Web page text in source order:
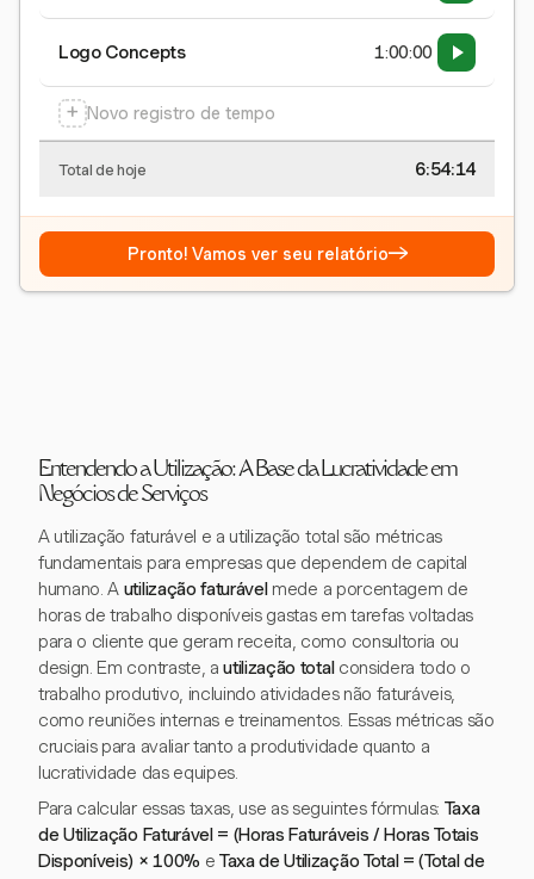
Logo Concepts 1:00:00
+ Novo registro de tempo
Total de hoje 6:54:15
Pronto! Vamos ver seu relatório→
Entendendo a Utilização: A Base da Lucratividade em
Negócios de Serviços
A utilização faturável e a utilização total são métricas
fundamentais para empresas que dependem de capital
humano. A utilização faturávelmede a porcentagem de
horas de trabalho disponíveis gastas em tarefas voltadas
para o cliente que geram receita, como consultoria ou
design. Em contraste, autilização totalconsidera todo o
trabalho produtivo, incluindo atividades não faturáveis,
como reuniões internas e treinamentos. Essas métricas são
cruciais para avaliar tanto a produtividade quanto a
lucratividade das equipes.
Para calcular essas taxas, use as seguintes fórmulas: Taxa
de Utilização Faturável = (Horas Faturáveis / Horas Totais
Disponíveis) × 100% e Taxa de Utilização Total = (Total de